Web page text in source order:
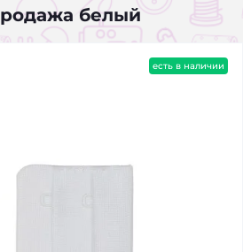
белый
есть в наличии